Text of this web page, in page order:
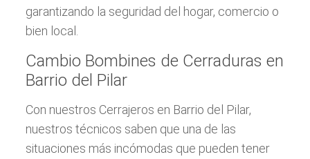
garantizando la seguridad del hogar, comercio o
bien local.
Cambio Bombines de Cerraduras en
Barrio del Pilar
Con nuestros Cerrajeros en Barrio del Pilar,
nuestros técnicos saben que una de las
situaciones más incómodas que pueden tener